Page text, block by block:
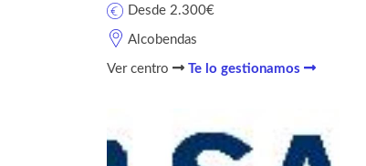
Alcobendas
Desde 2.300€
Ver centro Te lo gestionamos